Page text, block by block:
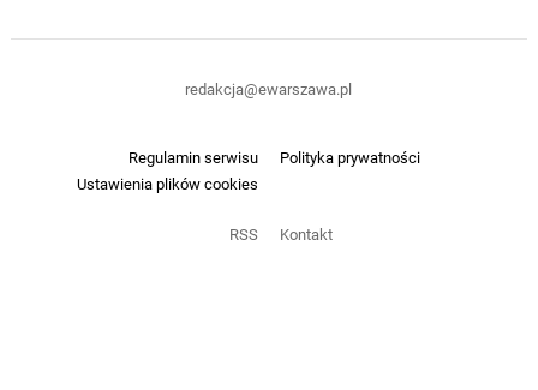
Regulamin serwisu
Polityka prywatności
Ustawienia plików cookies
RSS Kontakt
redakcja@ewarszawa.pl